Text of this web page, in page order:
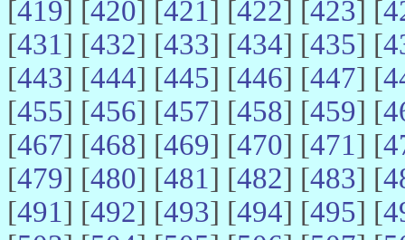
[419] [420] [421] [422] [423] [
[431] [432] [433] [434] [435] [
[443] [444] [445] [446] [447] [
[455] [456] [457] [458] [459] [
[467] [468] [469] [470] [471] [
[479] [480] [481] [482] [483] [
[491] [492] [493] [494] [495] [